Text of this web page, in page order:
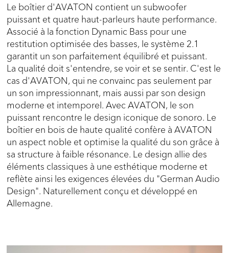
Le boîtier d'AVATON contient un subwoofer
puissant et quatre haut-parleurs haute performance.
Associé à la fonction Dynamic Bass pour une
restitution optimisée des basses, le système 2.1
garantit un son parfaitement équilibré et puissant.
La qualité doit s'entendre, se voir et se sentir. C'est le
cas d'AVATON, qui ne convainc pas seulement par
un son impressionnant, mais aussi par son design
moderne et intemporel. Avec AVATON, le son
puissant rencontre le design iconique de sonoro. Le
boîtier en bois de haute qualité confère à AVATON
un aspect noble et optimise la qualité du son grâce à
sa structure à faible résonance. Le design allie des
éléments classiques à une esthétique moderne et
reflète ainsi les exigences élevées du "German Audio
Design". Naturellement conçu et développé en
Allemagne.